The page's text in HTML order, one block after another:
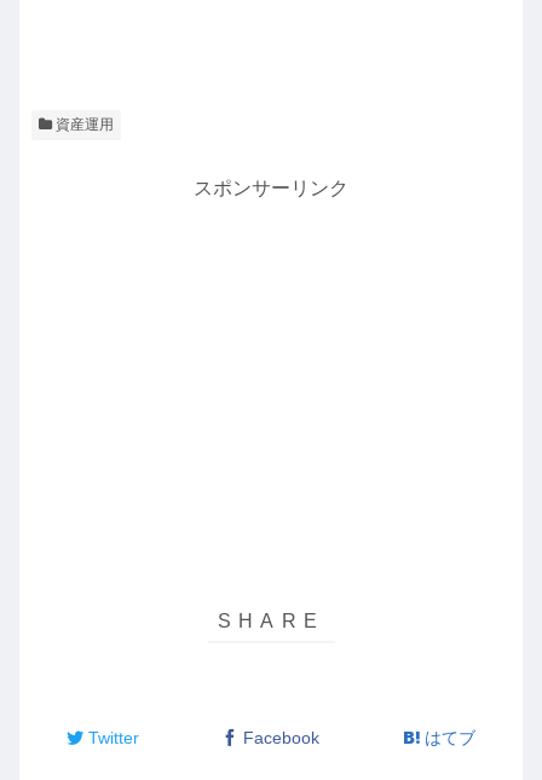
資産運用
スポンサーリンク
Twitter Facebook はてブ